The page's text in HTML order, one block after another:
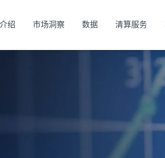
绍 市场洞察 数据 清算服务